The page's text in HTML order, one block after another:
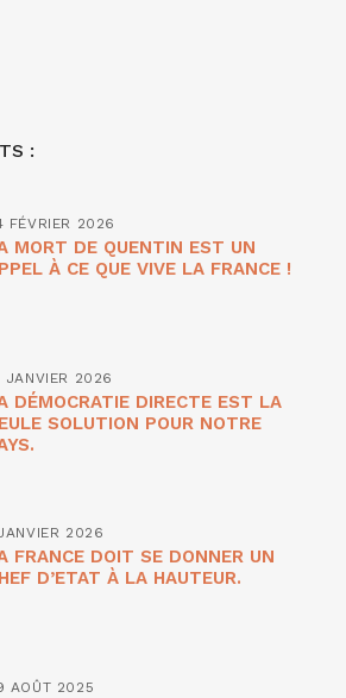
:
FÉVRIER 2026
MORT DE QUENTIN EST UN
À CE QUE VIVE LA FRANCE !
JANVIER 2026
DÉMOCRATIE DIRECTE EST LA
SOLUTION POUR NOTRE
2026
FRANCE DOIT SE DONNER UN
D’ETAT À LA HAUTEUR.
AOÛT 2025